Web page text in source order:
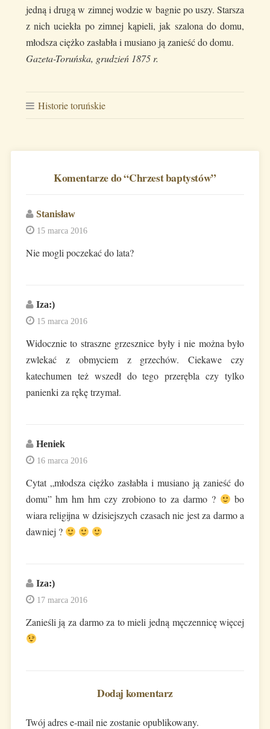
jedną i drugą w zimnej wodzie w bagnie po uszy. Starsza
z nich uciekła po zimnej kąpieli, jak szalona do domu,
młodsza ciężko zasłabła i musiano ją zanieść do domu.
Gazeta-Toruńska, grudzień 1875 r.
Historie toruńskie
Komentarze do “Chrzest baptystów”
Stanisław
15 marca 2016
Nie mogli poczekać do lata?
Iza:)
15 marca 2016
Widocznie to straszne grzesznice były i nie można było
zwlekać z obmyciem z grzechów. Ciekawe czy
katechumen też wszedł do tego przerębla czy tylko
panienki za rękę trzymał.
Heniek
16 marca 2016
Cytat „młodsza ciężko zasłabła i musiano ją zanieść do
domu” hm hm hm czy zrobiono to za darmo ?
bo
wiara religijna w dzisiejszych czasach nie jest za darmo a
dawniej ?
Iza:)
17 marca 2016
Zanieśli ją za darmo za to mieli jedną męczennicę więcej
Dodaj komentarz
Twój adres e-mail nie zostanie opublikowany.